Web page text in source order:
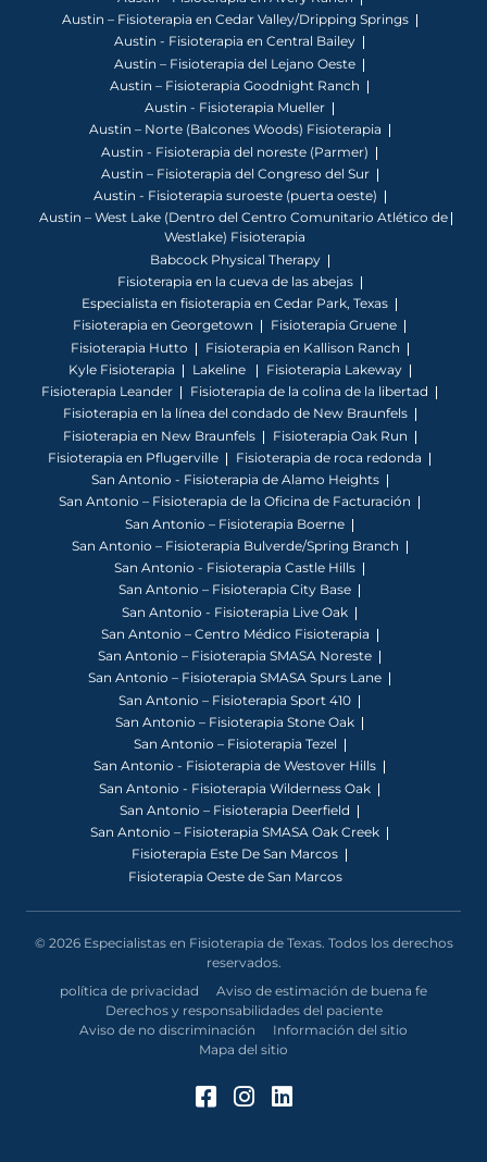
Austin – Fisioterapia en Cedar Valley/Dripping Springs
Austin - Fisioterapia en Central Bailey
Austin – Fisioterapia del Lejano Oeste
Austin – Fisioterapia Goodnight Ranch
Austin - Fisioterapia Mueller
Austin – Norte (Balcones Woods) Fisioterapia
Austin - Fisioterapia del noreste (Parmer)
Austin – Fisioterapia del Congreso del Sur
Austin - Fisioterapia suroeste (puerta oeste)
Austin – West Lake (Dentro del Centro Comunitario Atlético de
Westlake) Fisioterapia
Babcock Physical Therapy
Fisioterapia en la cueva de las abejas
Especialista en fisioterapia en Cedar Park, Texas
Fisioterapia en Georgetown
Fisioterapia Gruene
Fisioterapia Hutto
Fisioterapia en Kallison Ranch
Kyle Fisioterapia
Lakeline
Fisioterapia Lakeway
Fisioterapia Leander
Fisioterapia de la colina de la libertad
Fisioterapia en la línea del condado de New Braunfels
Fisioterapia en New Braunfels
Fisioterapia Oak Run
Fisioterapia en Pflugerville
Fisioterapia de roca redonda
San Antonio - Fisioterapia de Alamo Heights
San Antonio – Fisioterapia de la Oficina de Facturación
San Antonio – Fisioterapia Boerne
San Antonio – Fisioterapia Bulverde/Spring Branch
San Antonio - Fisioterapia Castle Hills
San Antonio – Fisioterapia City Base
San Antonio - Fisioterapia Live Oak
San Antonio – Centro Médico Fisioterapia
San Antonio – Fisioterapia SMASA Noreste
San Antonio – Fisioterapia SMASA Spurs Lane
San Antonio – Fisioterapia Sport 410
San Antonio – Fisioterapia Stone Oak
San Antonio – Fisioterapia Tezel
San Antonio - Fisioterapia de Westover Hills
San Antonio - Fisioterapia Wilderness Oak
San Antonio – Fisioterapia Deerfield
San Antonio – Fisioterapia SMASA Oak Creek
Fisioterapia Este De San Marcos
Fisioterapia Oeste de San Marcos
© 2026 Especialistas en Fisioterapia de Texas. Todos los derechos
reservados.
política de privacidad
Aviso de estimación de buena fe
Derechos y responsabilidades del paciente
Aviso de no discriminación
Información del sitio
Mapa del sitio
Facebook (Se abre en
Instagram (Se abre
LinkedIn (Se